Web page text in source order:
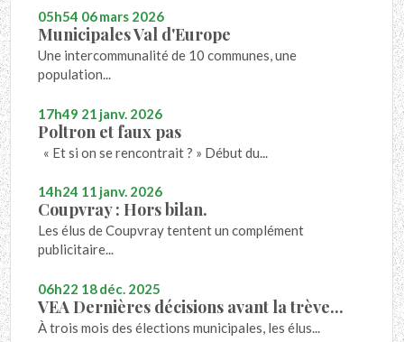
05h54 06mars 2026
Municipales Val d'Europe
Une intercommunalité de 10 communes, une
population...
17h49 21 janv. 2026
Poltron et faux pas
« Et si on se rencontrait ? » Début du...
14h24 11 janv. 2026
Coupvray : Hors bilan.
Les élus de Coupvray tentent un complément
publicitaire...
06h22 18déc. 2025
VEA Dernières décisions avant la trève...
À trois mois des élections municipales, les élus...